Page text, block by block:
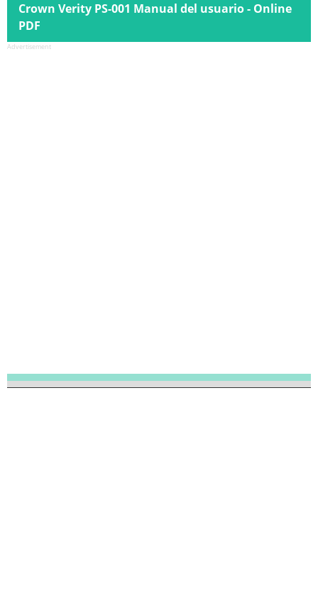
Crown Verity PS-001 Manual del usuario - Online
PDF
Advertisement